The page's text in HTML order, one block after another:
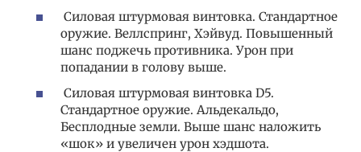
Силовая штурмовая винтовка. Стандартное
оружие. Веллспринг, Хэйвуд. Повышенный
шанс поджечь противника. Урон при
попадании в голову выше.
Силовая штурмовая винтовка D5.
Стандартное оружие. Альдекальдо,
Бесплодные земли. Выше шанс наложить
«шок» и увеличен урон хэдшота.